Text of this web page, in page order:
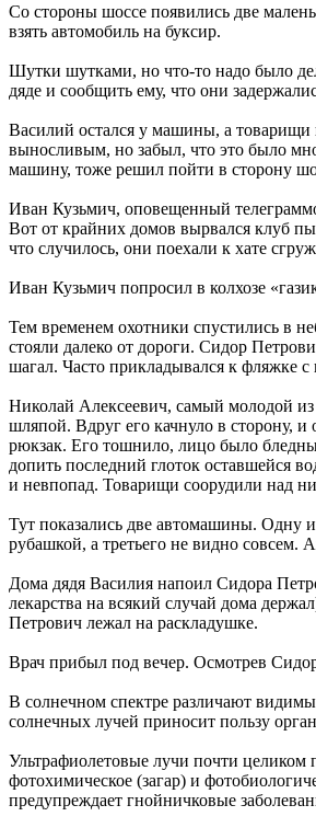
Со стороны шоссе появились две
взять автомобиль на буксир.
Шутки шутками, но что-то надо было
дяде и сообщить ему, что они
Василий остался у машины, а товарищи
выносливым, но забыл, что это было
машину, тоже решил пойти в сторону
Иван Кузьмич, оповещенный
Вот от крайних домов вырвался клуб
что случилось, они поехали к хате
Иван Кузьмич попросил в колхозе
Тем временем охотники спустились в
стояли далеко от дороги. Сидор
шагал. Часто прикладывался к фляжке
Николай Алексеевич, самый молодой
шляпой. Вдруг его качнуло в сторону,
рюкзак. Его тошнило, лицо было
допить последний глоток оставшейся
и невпопад. Товарищи соорудили над
Тут показались две автомашины. Одну
рубашкой, а третьего не видно совсем.
Дома дядя Василия напоил Сидора
лекарства на всякий случай дома
Петрович лежал на раскладушке.
Врач прибыл под вечер. Осмотрев
В солнечном спектре различают
солнечных лучей приносит пользу
Ультрафиолетовые лучи почти
фотохимическое (загар) и
предупреждает гнойничковые